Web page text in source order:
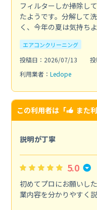
フィルターしか掃除し
たようです。分解して
く、今年の夏は気持ち
エアコンクリーニング
投稿日：2026/07/13
利用業者： Ledope
この利用者は「 また
説明が丁寧
5.0
初めてプロにお願いし
業内容を分かりやすく